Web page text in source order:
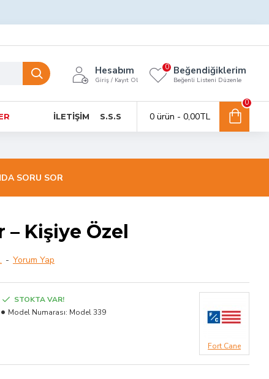
Hesabım
Giriş / Kayıt Ol
Beğendiğiklerim
Beğenli Listeni Düzenle
0
İLETIŞIM S.S.S 0 ürün - 0,00TL
0
SORU SOR
– Kişiye Özel
- Yorum Yap
STOKTA VAR!
Model Numarası: Model 339
Fort Cane